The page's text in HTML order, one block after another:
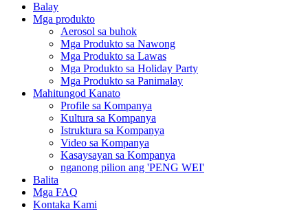
Balay
Mga produkto
Aerosol sa buhok
Mga Produkto sa Nawong
Mga Produkto sa Lawas
Mga Produkto sa Holiday Party
Mga Produkto sa Panimalay
Mahitungod Kanato
Profile sa Kompanya
Kultura sa Kompanya
Istruktura sa Kompanya
Video sa Kompanya
Kasaysayan sa Kompanya
nganong pilion ang 'PENG WEI'
Balita
Mga FAQ
Kontaka Kami